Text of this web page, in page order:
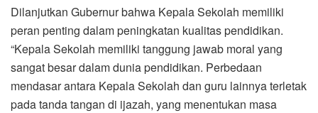
Dilanjutkan Gubernur bahwa Kepala Sekolah memiliki
peran penting dalam peningkatan kualitas pendidikan.
“Kepala Sekolah memiliki tanggung jawab moral yang
sangat besar dalam dunia pendidikan. Perbedaan
mendasar antara Kepala Sekolah dan guru lainnya terletak
pada tanda tangan di ijazah, yang menentukan masa